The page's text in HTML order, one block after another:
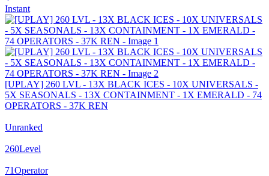
Instant
[UPLAY] 260 LVL - 13X BLACK ICES - 10X UNIVERSALS -
5X SEASONALS - 13X CONTAINMENT - 1X EMERALD - 74
OPERATORS - 37K REN
Unranked
260Level
71Operator